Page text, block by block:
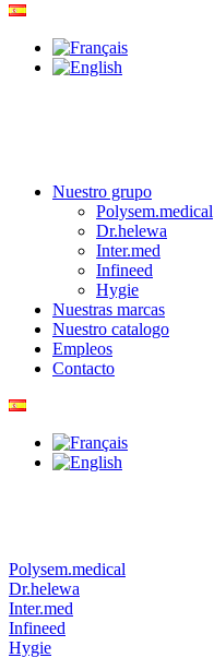
Nuestro grupo
Polysem.medical
Dr.helewa
Inter.med
Infineed
Hygie
Nuestras marcas
Nuestro catalogo
Empleos
Contacto
Polysem.medical
Dr.helewa
Inter.med
Infineed
Hygie